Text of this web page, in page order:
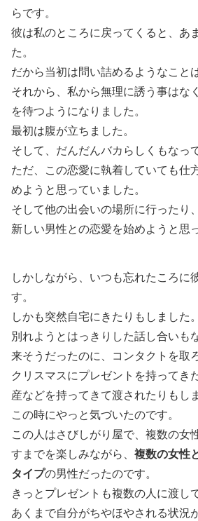
らです。
彼は私のところに戻ってくると、あ
た。
だから当初は問い詰めるようなこと
それから、私から無理に誘う事はな
を待つようになりました。
最初は腹が立ちました。
そして、だんだんバカらしくもなっ
ただ、この恋愛に執着していても仕
めようと思っていました。
そして他の出会いの場所に行ったり
新しい男性との恋愛を始めようと思
しかしながら、いつも忘れたころに
す。
しかも突然自宅にきたりもしました。
別れようとはっきりした話し合いも
来そうだったのに、コンタクトを取
クリスマスにプレゼントを持ってき
産などを持ってきて渡されたりもし
この時にやっと気づいたのです。
この人はさびしがり屋で、複数の女
すまでを楽しみながら、 複数の女性
タイプの男性だったのです。
きっとプレゼントも複数の人に渡し
あくまで自分がちやほやされる状況